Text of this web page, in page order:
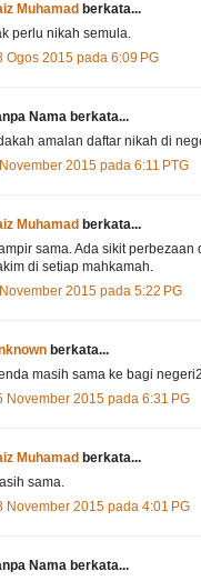
Muhamad berkata...
perlu nikah semula.
Ogos 2015 pada 6:09 PG
Nama berkata...
amalan daftar nikah di
2015 pada 6:11 PTG
Muhamad berkata...
sama. Ada sikit
di setiap mahkamah.
2015 pada 5:22 PG
berkata...
masih sama ke bagi
November 2015 pada 6:31 PG
Muhamad berkata...
sama.
November 2015 pada 4:01 PG
Nama berkata...